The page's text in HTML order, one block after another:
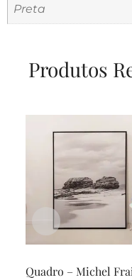
Preta
Produtos
Quadro – Michel